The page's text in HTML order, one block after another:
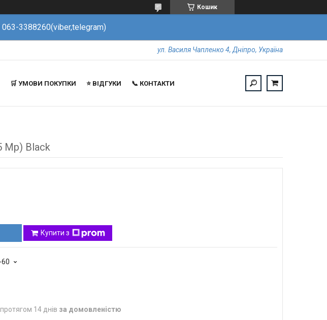
Кошик
3388260(viber,telegram)
ул. Василя Чапленко 4, Дніпро, Україна
🛒 УМОВИ ПОКУПКИ ⭐️ ВІДГУКИ 📞 КОНТАКТИ
Mp) Black
Купити з
14 днів за домовленістю